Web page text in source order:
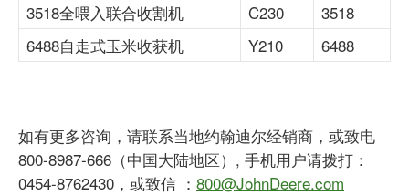
3518全喂入联合收割机
C230
3518
6488自走式玉米收获机
Y210 6488
如有更多咨询，请联系当地约翰迪尔经销商，或致电
800-8987-666（中国大陆地区）, 手机用户请拨打：
0454-8762430，或致信 ： 800@JohnDeere.com